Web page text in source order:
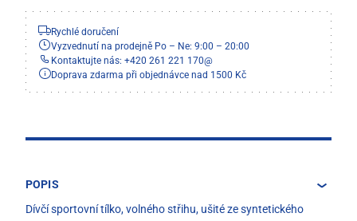
Rychlé doručení
Vyzvednutí na prodejně Po – Ne: 9:00 – 20:00
Kontaktujte nás: +420 261 221 170@
Doprava zdarma při objednávce nad 1500 Kč
POPIS
Dívčí sportovní tílko, volného střihu, ušité ze syntetického